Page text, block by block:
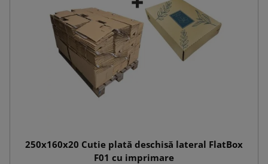
250x160x20 Cutie plată deschisă lateral FlatBox
F01 cu imprimare